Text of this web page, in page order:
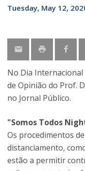
Tuesday, May 12,
No Dia
de Opinião do Prof.
no Jornal Público.
"Somos Todos
Os procedimentos
distanciamento,
estão a permitir